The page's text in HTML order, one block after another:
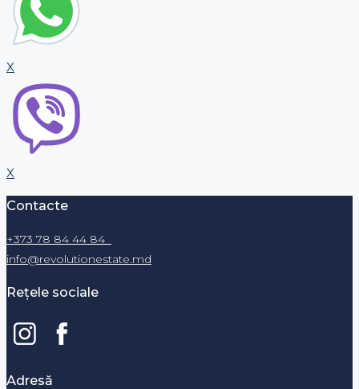
X
X
Contacte
+373 78 84 44 84
info@revolutionestate.md
Rețele sociale
Adresă